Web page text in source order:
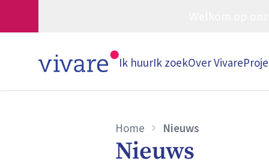
Ik huurIk zoekOver Vivare
Home Nieuws
Nieuws